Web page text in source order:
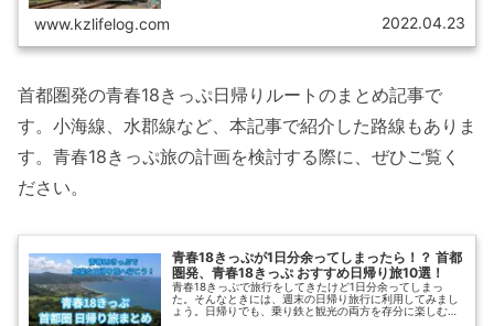
www.kzlifelog.com 2022.04.23
首都圏発の青春18きっぷ日帰りルートのまとめ記事で
す。小海線、水郡線など、本記事で紹介した路線もありま
す。青春18きっぷ旅の計画を検討する際に、ぜひご覧く
ださい。
青春18きっぷが1日分余ってしまったら！？ 首都
圏発、青春18きっぷ おすすめ日帰り旅10選！
青春18きっぷで旅行をしてきたけど1日分余ってしまっ
た。そんなときには、週末の日帰り旅行に利用してみまし
ょう。日帰りでも、乗り鉄と観光の両方を存分に楽しむこ